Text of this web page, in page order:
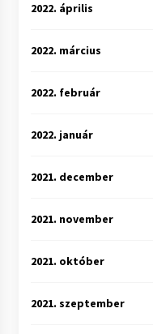
2022. április
2022. március
2022. február
2022. január
2021. december
2021. november
2021. október
2021. szeptember